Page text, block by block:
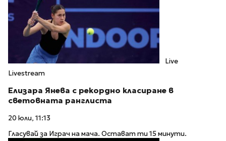
Live
Livestream
Елизара Янева с рекордно класиране в
световната ранглиста
20 юли, 11:13
Гласувай за Играч на мача. Остават ти 15 минути.